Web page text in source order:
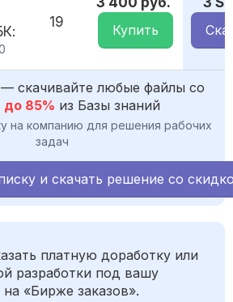
19
Купить
— скачивайте любые файлы со
до 85% из Базы знаний
на компанию для решения рабочих
задач
и скачать решение со
платную доработку или
разработки под вашу
«Бирже заказов».